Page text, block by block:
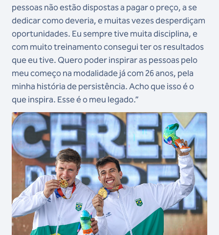
pessoas não estão dispostas a pagar o preço, a se
dedicar como deveria, e muitas vezes desperdiçam
oportunidades. Eu sempre tive muita disciplina, e
com muito treinamento consegui ter os resultados
que eu tive. Quero poder inspirar as pessoas pelo
meu começo na modalidade já com 26 anos, pela
minha história de persistência. Acho que isso é o
que inspira. Esse é o meu legado.”